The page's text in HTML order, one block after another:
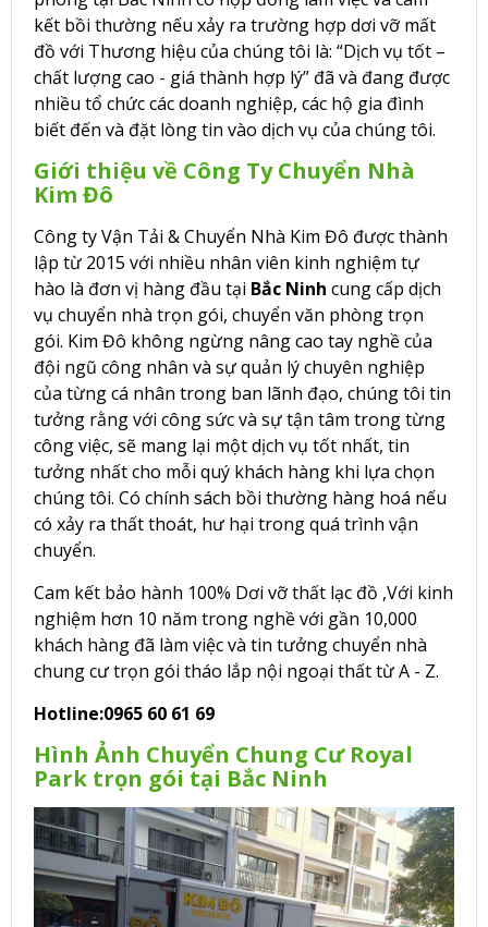
kết bồi thường nếu xảy ra trường hợp dơi vỡ mất
đồ với Thương hiệu của chúng tôi là: “Dịch vụ tốt –
chất lượng cao - giá thành hợp lý” đã và đang được
nhiều tổ chức các doanh nghiệp, các hộ gia đình
biết đến và đặt lòng tin vào dịch vụ của chúng tôi.
Giới thiệu về Công Ty Chuyển Nhà
Kim Đô
Công ty Vận Tải & Chuyển Nhà Kim Đô được thành
lập từ 2015 với nhiều nhân viên kinh nghiệm tự
hào là đơn vị hàng đầu tại Bắc Ninh cung cấp dịch
vụ chuyển nhà trọn gói, chuyển văn phòng trọn
gói. Kim Đô không ngừng nâng cao tay nghề của
đội ngũ công nhân và sự quản lý chuyên nghiệp
của từng cá nhân trong ban lãnh đạo, chúng tôi tin
tưởng rằng với công sức và sự tận tâm trong từng
công việc, sẽ mang lại một dịch vụ tốt nhất, tin
tưởng nhất cho mỗi quý khách hàng khi lựa chọn
chúng tôi. Có chính sách bồi thường hàng hoá nếu
có xảy ra thất thoát, hư hại trong quá trình vận
chuyển.
Cam kết bảo hành 100% Dơi vỡ thất lạc đồ ,Với kinh
nghiệm hơn 10 năm trong nghề với gần 10,000
khách hàng đã làm việc và tin tưởng chuyển nhà
chung cư trọn gói tháo lắp nội ngoại thất từ A - Z.
Hotline:0965 60 61 69
Hình Ảnh Chuyển Chung Cư Royal
Park trọn gói tại Bắc Ninh